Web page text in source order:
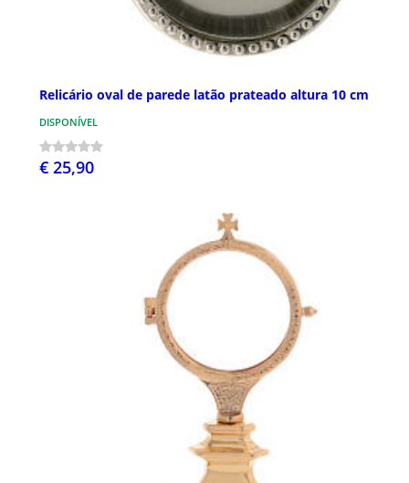
Relicário oval de parede latão prateado altura 10 cm
DISPONÍVEL
€ 25,90